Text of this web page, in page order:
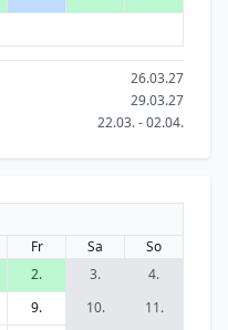
26.03.27
29.03.27
22.03. - 02.04.
Fr Sa
So
2. 3.
4.
9. 10.
11.